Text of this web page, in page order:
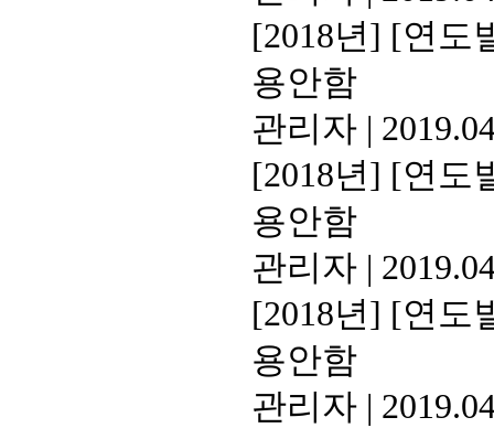
[2018년] [연도
용안함
관리자 |
[2018년] [연도
용안함
관리자 |
[2018년] [연도
용안함
관리자 |